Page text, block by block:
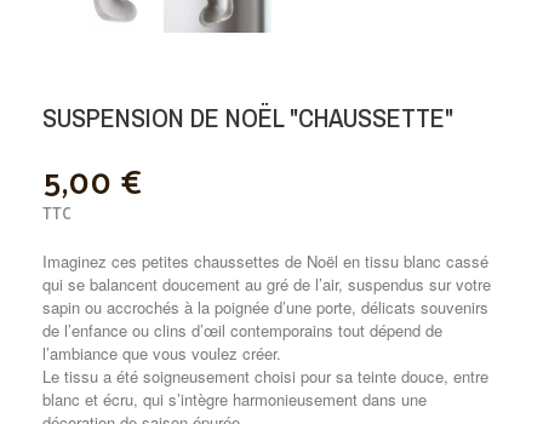
SUSPENSION DE NOËL "CHAUSSETTE"
5,00 €
TTC
Imaginez ces petites chaussettes de Noël en tissu blanc cassé
qui se balancent doucement au gré de l’air, suspendus sur votre
sapin ou accro­chés à la poignée d’une porte, délicats souvenirs
de l’enfance ou clins d’œil contemporains tout dépend de
l’ambiance que vous voulez créer.
Le tissu a été soigneusement choisi pour sa teinte douce, entre
blanc et écru, qui s’intègre harmonieusement dans une